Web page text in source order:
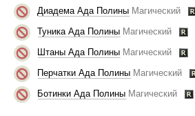
Диадема Ада Полины Магический
Туника Ада Полины Магический
Штаны Ада Полины Магический
Перчатки Ада Полины Магический
Ботинки Ада Полины Магический